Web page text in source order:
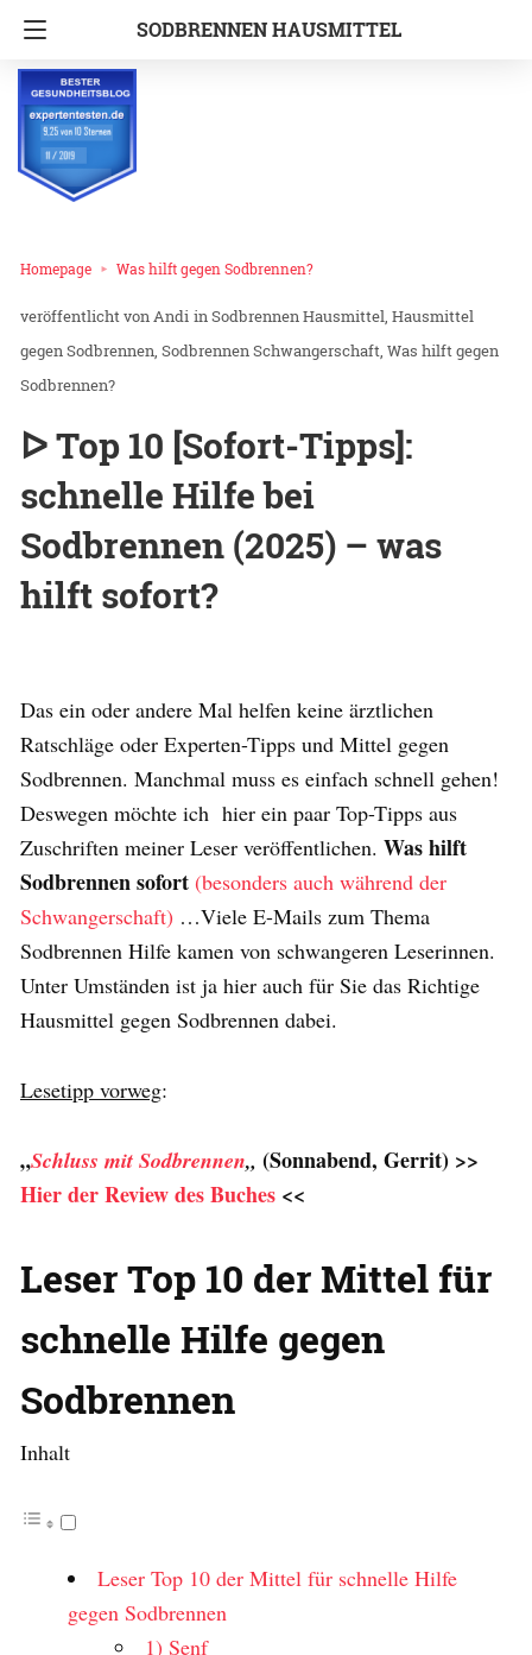
SODBRENNEN HAUSMITTEL
Homepage Was hilft gegen Sodbrennen?
Andi inSodbrennen Hausmittel Hausmittel
gegen Sodbrennen Sodbrennen Schwangerschaft Was hilft gegen
Sodbrennen?
ᐅ Top 10 [Sofort-Tipps]:
schnelle Hilfe bei
Sodbrennen (2025) – was
hilft sofort?
Das ein oder andere Mal helfen keine ärztlichen
Ratschläge oder Experten-Tipps und Mittel gegen
Sodbrennen. Manchmal muss es einfach schnell gehen!
Deswegen möchte ich hier ein paar Top-Tipps aus
Zuschriften meiner Leser veröffentlichen. Was hilft
Sodbrennen sofort (besonders auch während der
Schwangerschaft) …Viele E-Mails zum Thema
Sodbrennen Hilfe kamen von schwangeren Leserinnen.
Unter Umständen ist ja hier auch für Sie das Richtige
Hausmittel gegen Sodbrennen dabei.
Lesetipp vorweg:
„Schluss mit Sodbrennen„ (Sonnabend, Gerrit) >>
Hier der Review des Buches <<
Leser Top 10 der Mittel für
schnelle Hilfe gegen
Sodbrennen
Inhalt
Leser Top 10 der Mittel für schnelle Hilfe
gegen Sodbrennen
1) Senf